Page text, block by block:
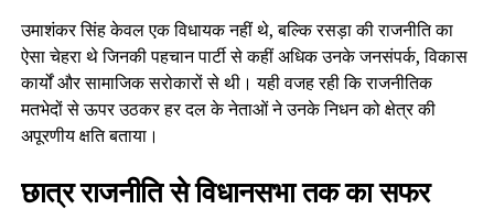
उमाशंकर सिंह केवल एक विधायक नहीं थे, बल्कि रसड़ा की राजनीति का
ऐसा चेहरा थे जिनकी पहचान पार्टी से कहीं अधिक उनके जनसंपर्क, विकास
कार्यों और सामाजिक सरोकारों से थी। यही वजह रही कि राजनीतिक
मतभेदों से ऊपर उठकर हर दल के नेताओं ने उनके निधन को क्षेत्र की
अपूरणीय क्षति बताया।
छात्र राजनीति से विधानसभा तक का सफर